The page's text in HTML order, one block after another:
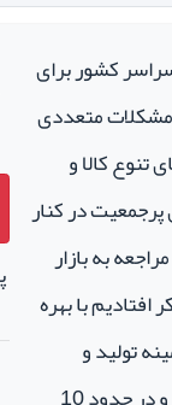
کشور برای
مشکلات متعددی
تنوع کالا و
در کنار
به بازار
افتادیم با بهره
تولید و